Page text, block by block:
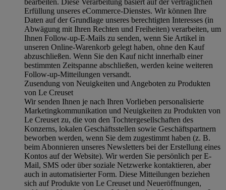
bearbeiten. Diese Verarbeitung basiert auf der vertraglichen
Erfüllung unseres eCommerce-Dienstes. Wir können Ihre
Daten auf der Grundlage unseres berechtigten Interesses (in
Abwägung mit Ihren Rechten und Freiheiten) verarbeiten, um
Ihnen Follow-up-E-Mails zu senden, wenn Sie Artikel in
unseren Online-Warenkorb gelegt haben, ohne den Kauf
abzuschließen. Wenn Sie den Kauf nicht innerhalb einer
bestimmten Zeitspanne abschließen, werden keine weiteren
Follow-up-Mitteilungen versandt.
Zusendung von Neuigkeiten und Angeboten zu Produkten
von Le Creuset
Wir senden Ihnen je nach Ihren Vorlieben personalisierte
Marketingkommunikation und Neuigkeiten zu Produkten von
Le Creuset zu, die von den Tochtergesellschaften des
Konzerns, lokalen Geschäftsstellen sowie Geschäftspartnern
beworben werden, wenn Sie dem zugestimmt haben (z. B.
beim Abonnieren unseres Newsletters bei der Erstellung eines
Kontos auf der Website). Wir werden Sie persönlich per E-
Mail, SMS oder über soziale Netzwerke kontaktieren, aber
auch in automatisierter Form. Diese Mitteilungen beziehen
sich auf Produkte von Le Creuset und Neueröffnungen,